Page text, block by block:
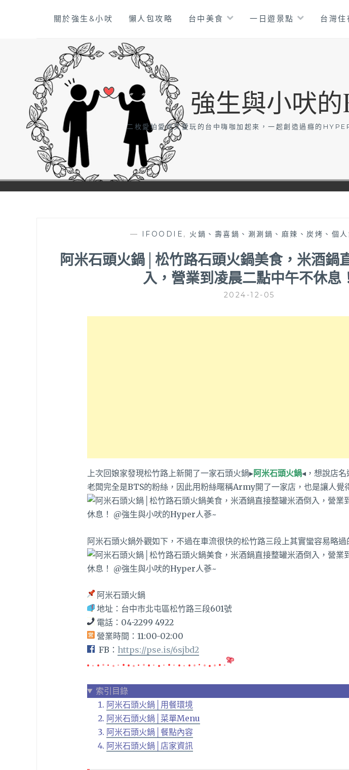
關於強生&小吠 懶人包攻略 台中美食 一日遊景點 台灣住
強生與小吠
二枚愛拍愛吃又愛玩的台中嗨咖加起來，一起創造過癮的
— IFOODIE , 火鍋、壽喜鍋、涮涮鍋、麻辣、炭烤、個人
阿米石頭火鍋│松竹路石頭火鍋美食，米酒鍋
入，營業到凌晨二點中午不休息
2024-12-05
上次回娘家發現松竹路上新開了一家石頭火鍋▸阿米石頭火鍋◂，想說店名
老闆完全是BTS的粉絲，因此用粉絲暱稱Army開了一家店，也是讓人覺
阿米石頭火鍋外觀如下，不過在車流很快的松竹路三段上其實蠻容易略過
阿米石頭火鍋
地址：台中市北屯區松竹路三段601號
電話：04-2299 4922
營業時間：11:00-02:00
FB： https://pse.is/6sjbd2
索引目錄
阿米石頭火鍋│用餐環境
阿米石頭火鍋│菜單Menu
阿米石頭火鍋│餐點內容
阿米石頭火鍋│店家資訊